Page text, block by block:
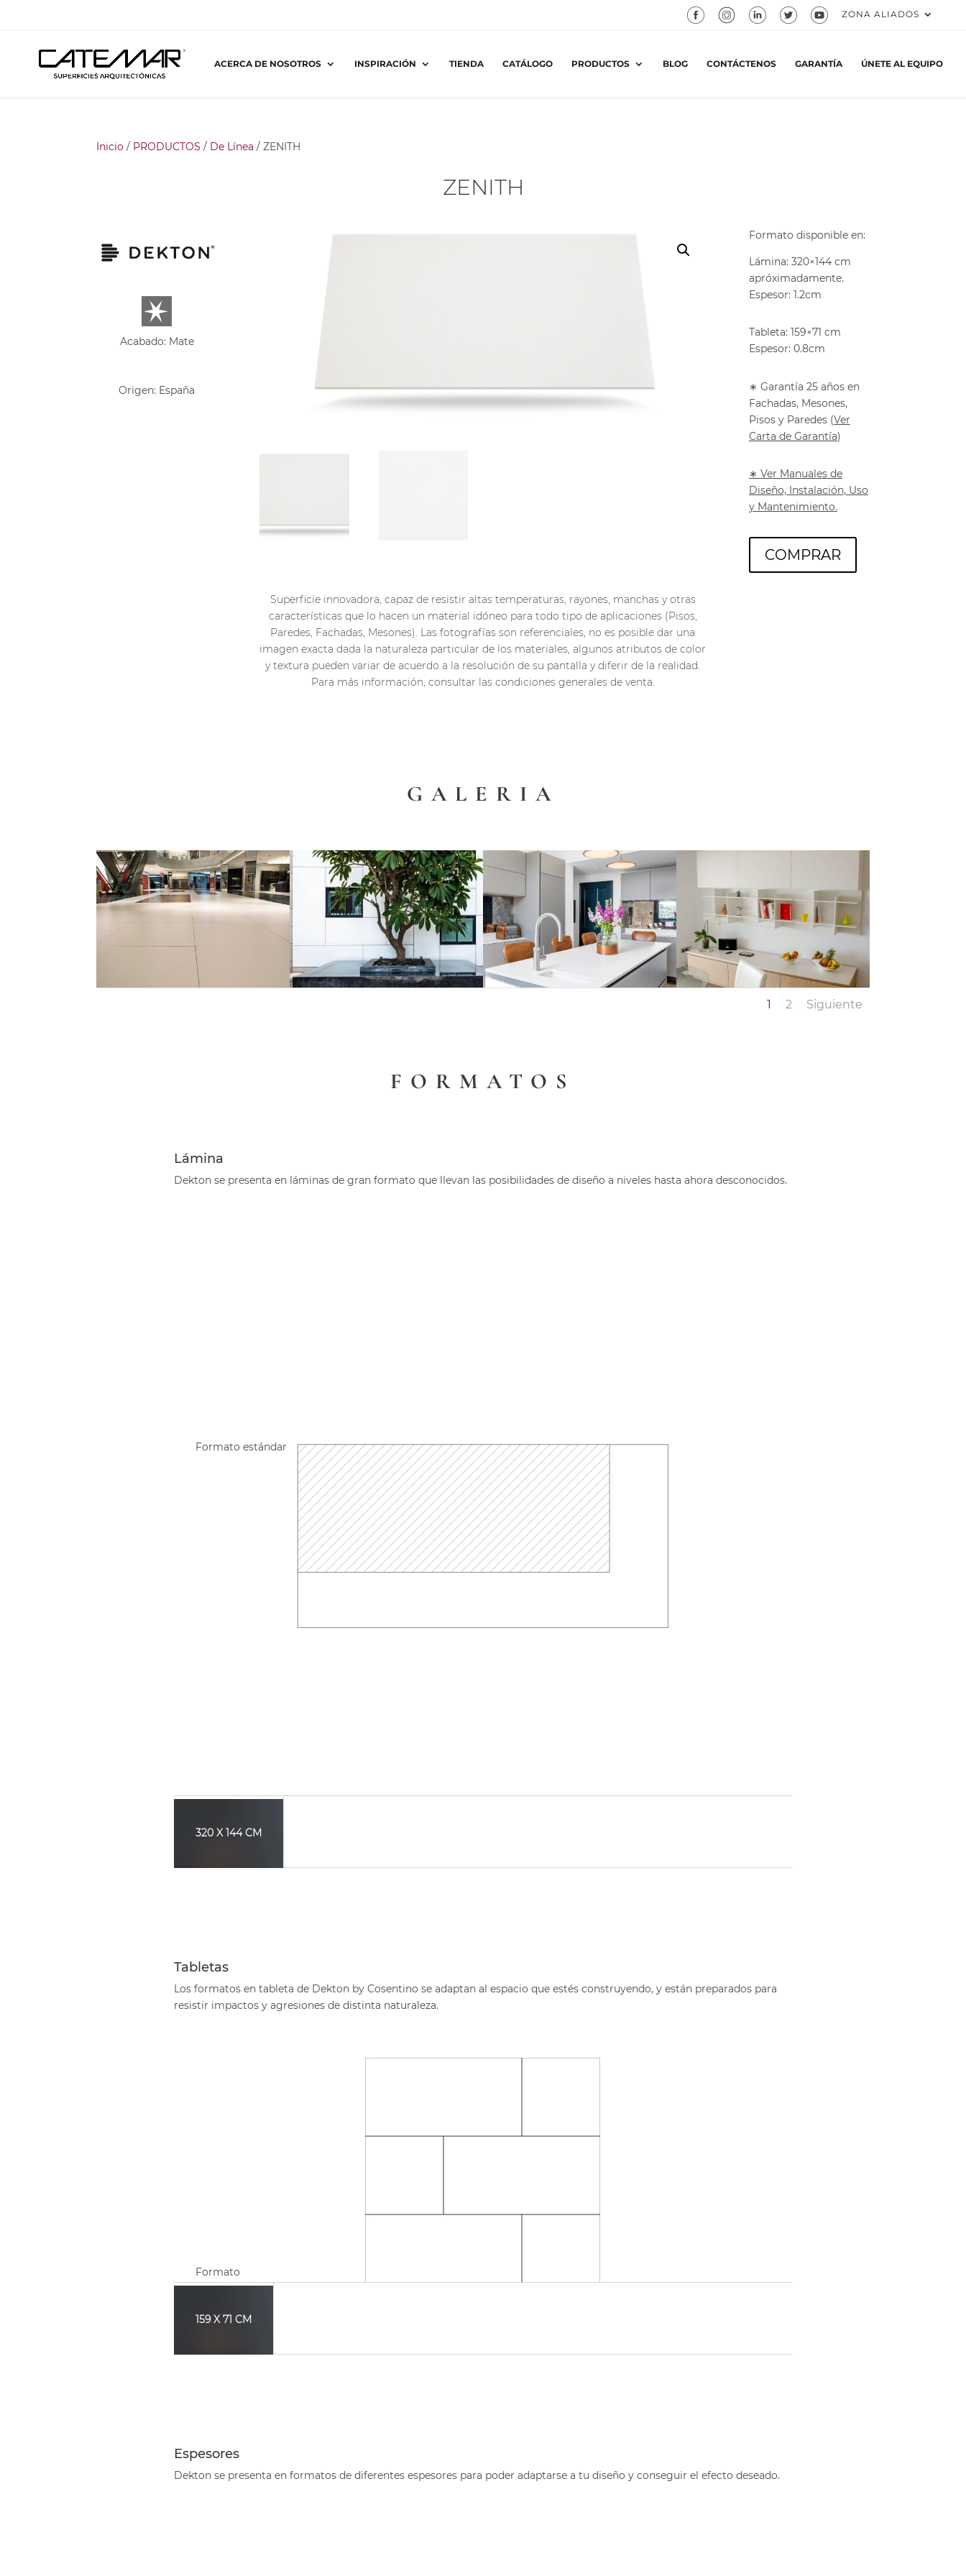
ZONA ALIADOS
ACERCA DE NOSOTROS INSPIRACIÓN TIENDA CATÁLOGO PRODUCTOS BLOG CONTÁCTENOS GARANTÍA ÚNETE AL EQUIPO
Inicio / PRODUCTOS / De Línea / ZENITH
ZENITH
Acabado: Mate
Origen: España
Superficie innovadora, capaz de resistir altas temperaturas, rayones, manchas y otras
características que lo hacen un material idóneo para todo tipo de aplicaciones (Pisos,
Paredes, Fachadas, Mesones). Las fotografías son referenciales, no es posible dar una
imagen exacta dada la naturaleza particular de los materiales, algunos atributos de color
y textura pueden variar de acuerdo a la resolución de su pantalla y diferir de la realidad.
Para más información, consultar las condiciones generales de venta.
Formato disponible en:
Lámina: 320×144 cm
apróximadamente.
Espesor: 1.2cm
Tableta: 159×71 cm
Espesor: 0.8cm
∗ Garantía 25 años en
Fachadas, Mesones,
Pisos y Paredes (Ver
Carta de Garantía)
∗ Ver Manuales de
Diseño, Instalación, Uso
y Mantenimiento.
COMPRAR
GALERIA
1 2 Siguiente
FORMATOS
Lámina
Dekton se presenta en láminas de gran formato que llevan las posibilidades de diseño a niveles hasta ahora desconocidos.
320 X 144 CM
Formato estándar
Tabletas
Los formatos en tableta de Dekton by Cosentino se adaptan al espacio que estés construyendo, y están preparados para
resistir impactos y agresionesde distinta naturaleza.
159 X 71 CM
Formato
.
.
Espesores
Dekton se presenta en formatos de diferentes espesores para poder adaptarse a tu diseño y conseguir el efecto deseado.